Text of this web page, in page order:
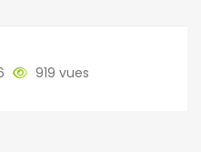
919 vues